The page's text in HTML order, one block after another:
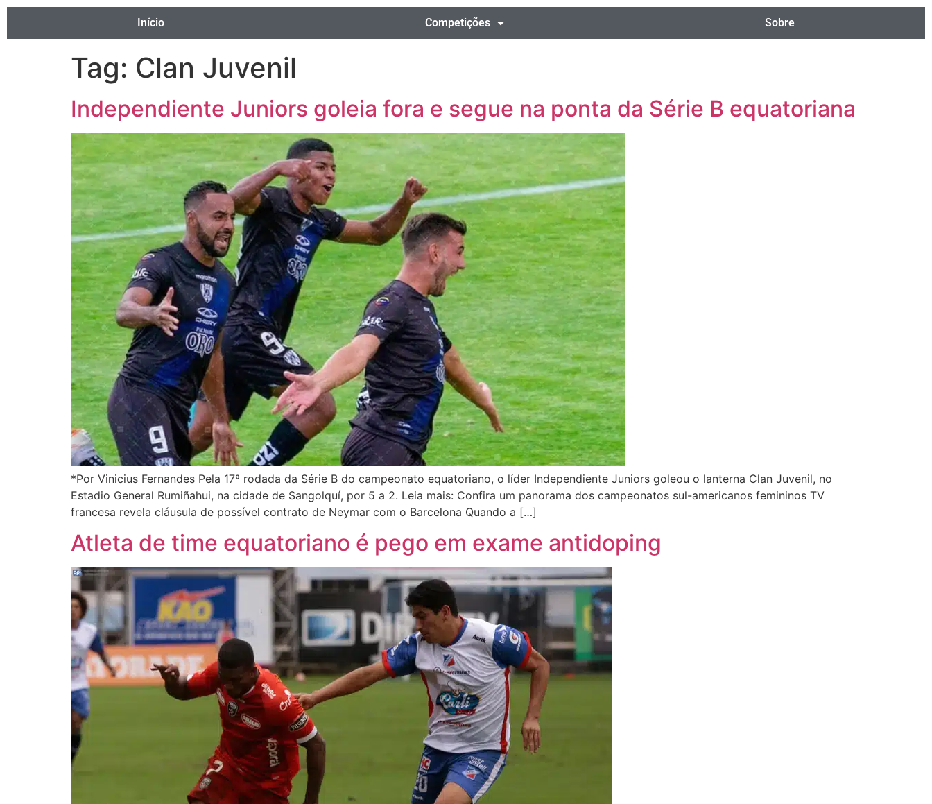
Início Competições Sobre
Tag: Clan Juvenil
Independiente Juniors goleia fora e segue na ponta da Série B equatoriana
*Por Vinicius Fernandes Pela 17ª rodada da Série B do campeonato equatoriano, o líder Independiente Juniors goleou o lanterna Clan Juvenil, no
Estadio General Rumiñahui, na cidade de Sangolquí, por 5 a 2. Leia mais: Confira um panorama dos campeonatos sul-americanos femininos TV
francesa revela cláusula de possível contrato de Neymar com o Barcelona Quando a […]
Atleta de time equatoriano é pego em exame antidoping